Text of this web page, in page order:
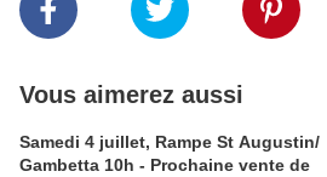
Vous aimerez aussi
Samedi 4 juillet, Rampe St Augustin/
Gambetta 10h - Prochaine vente de